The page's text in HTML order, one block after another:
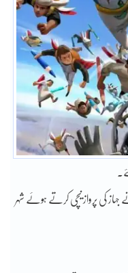
کی پرواز نیچی کرتے ہوئے شہر